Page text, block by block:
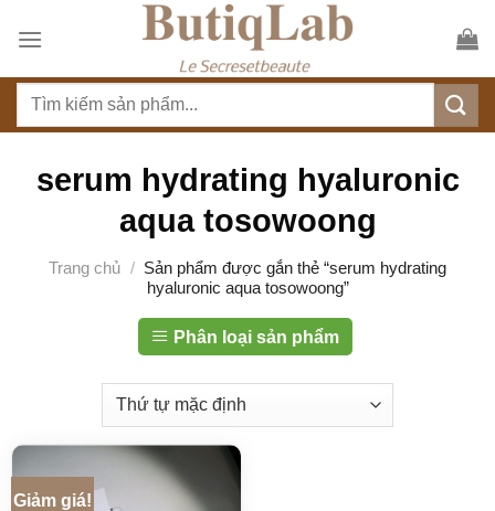
serum hydrating hyaluronic
aqua tosowoong
Trang chủ / Sản phẩm được gắn thẻ “serum hydrating
hyaluronic aqua tosowoong”
Phân loại sản phẩm
Giảm giá!